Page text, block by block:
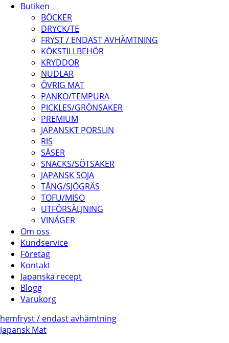
Butiken
BÖCKER
DRYCK/TE
FRYST / ENDAST AVHÄMTNING
KÖKSTILLBEHÖR
KRYDDOR
NUDLAR
ÖVRIG MAT
PANKO/TEMPURA
PICKLES/GRÖNSAKER
PREMIUM
JAPANSKT PORSLIN
RIS
SÅSER
SNACKS/SÖTSAKER
JAPANSK SOJA
TÅNG/SJÖGRÄS
TOFU/MISO
UTFÖRSÄLJNING
VINÄGER
Om oss
Kundservice
Företag
Kontakt
Japanska recept
Blogg
Varukorg
hemfryst / endast avhämtning
Japansk Mat